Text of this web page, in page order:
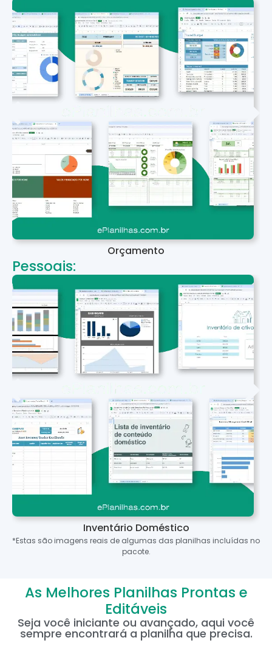
Orçamento
Pessoais:
Inventário Doméstico
*Estas são imagens reais de algumas das planilhas incluídas no
pacote.
As Melhores Planilhas Prontas e
Editáveis
Seja você iniciante ou avançado, aqui você
sempre encontrará a planilha que precisa.